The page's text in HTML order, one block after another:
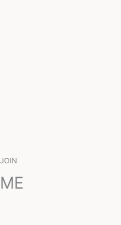
JOIN
ME